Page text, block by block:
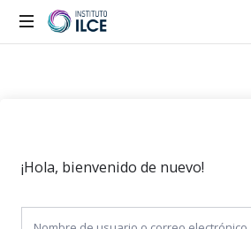
¡Hola, bienvenido de nuevo!